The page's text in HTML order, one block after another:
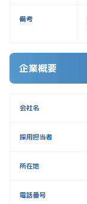
備考
企業概要
会社名
採用担当者
所在地
電話番号